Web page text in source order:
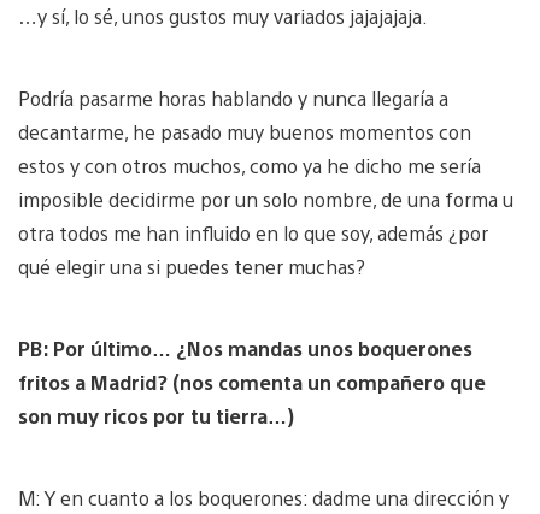
…y sí, lo sé, unos gustos muy variados jajajajaja.
Podría pasarme horas hablando y nunca llegaría a
decantarme, he pasado muy buenos momentos con
estos y con otros muchos, como ya he dicho me sería
imposible decidirme por un solo nombre, de una forma u
otra todos me han influido en lo que soy, además ¿por
qué elegir una si puedes tener muchas?
PB: Por último… ¿Nos mandas unos boquerones
fritos a Madrid? (nos comenta un compañero que
son muy ricos por tu tierra…)
M: Y en cuanto a los boquerones: dadme una dirección y